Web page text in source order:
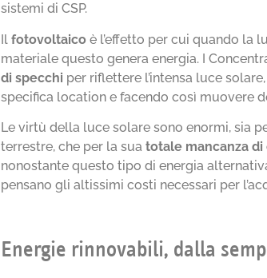
sistemi di CSP.
Ilfotovoltaico è l’effetto per cui quando la
materiale questo genera energia. I
di specchi per riflettere l’intensa luce
specifica location e facendo così muovere
Le virtù della luce solare sono enormi, sia
terrestre, che per la suatotale mancanza
nonostante questo tipo di energia
pensano gli altissimi costi necessari per
Energie rinnovabili, dalla